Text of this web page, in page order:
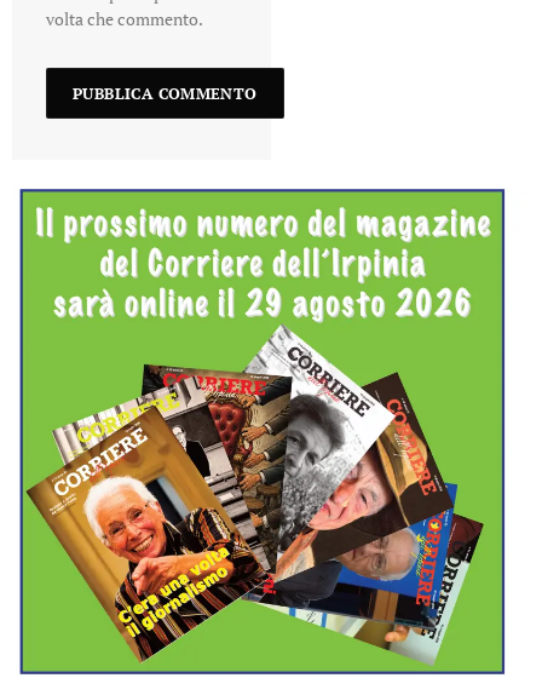
volta che commento.